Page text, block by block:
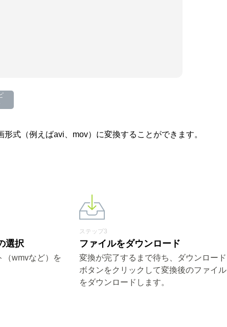
式（例えばavi、mov）に変換することができます。
選択
（wmvなど）を
ステップ3
ファイルをダウンロード
変換が完了するまで待ち、ダウンロード
ボタンをクリックして変換後のファイル
をダウンロードします。